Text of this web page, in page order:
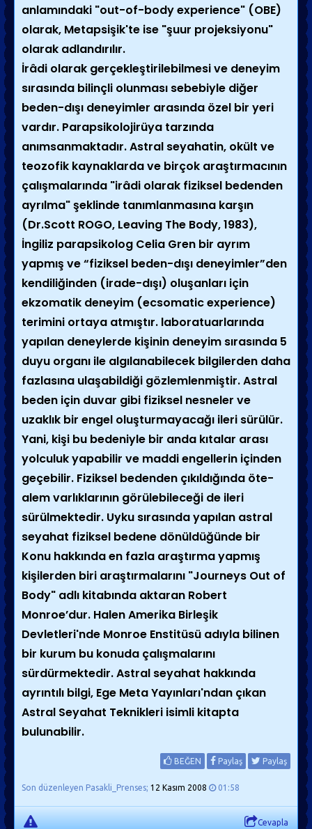
anlamındaki "out-of-body experience" (OBE)
olarak, Metapsişik'te ise "şuur projeksiyonu"
olarak adlandırılır.
İrâdi olarak gerçekleştirilebilmesi ve deneyim
sırasında bilinçli olunması sebebiyle diğer
beden-dışı deneyimler arasında özel bir yeri
vardır. Parapsikolojirüya tarzında
anımsanmaktadır. Astral seyahatin, okült ve
teozofik kaynaklarda ve birçok araştırmacının
çalışmalarında "irâdi olarak fiziksel bedenden
ayrılma" şeklinde tanımlanmasına karşın
(Dr.Scott ROGO, Leaving The Body, 1983),
İngiliz parapsikolog Celia Gren bir ayrım
yapmış ve “fiziksel beden-dışı deneyimler”den
kendiliğinden (irade-dışı) oluşanları için
ekzomatik deneyim (ecsomatic experience)
terimini ortaya atmıştır. laboratuarlarında
yapılan deneylerde kişinin deneyim sırasında 5
duyu organı ile algılanabilecek bilgilerden daha
fazlasına ulaşabildiği gözlemlenmiştir. Astral
beden için duvar gibi fiziksel nesneler ve
uzaklık bir engel oluşturmayacağı ileri sürülür.
Yani, kişi bu bedeniyle bir anda kıtalar arası
yolculuk yapabilir ve maddi engellerin içinden
geçebilir. Fiziksel bedenden çıkıldığında öte-
alem varlıklarının görülebileceği de ileri
sürülmektedir. Uyku sırasında yapılan astral
seyahat fiziksel bedene dönüldüğünde bir
Konu hakkında en fazla araştırma yapmış
kişilerden biri araştırmalarını "Journeys Out of
Body" adlı kitabında aktaran Robert
Monroe’dur. Halen Amerika Birleşik
Devletleri'nde Monroe Enstitüsü adıyla bilinen
bir kurum bu konuda çalışmalarını
sürdürmektedir. Astral seyahat hakkında
ayrıntılı bilgi, Ege Meta Yayınları'ndan çıkan
Astral Seyahat Teknikleri isimli kitapta
bulunabilir.
BEĞEN Paylaş Paylaş
Son düzenleyen Pasakli_Prenses; 12 Kasım 2008 01:58
Cevapla